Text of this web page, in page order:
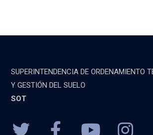
SUPERINTENDENCIA DE ORDENAMIENTO
Y GESTIÓN DEL SUELO
SOT